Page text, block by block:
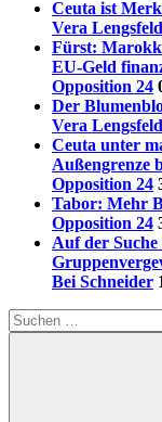
Ceuta ist
Vera Lengsfeld
Fürst:
EU-Geld
Opposition 24
Der
Vera Lengsfeld
Ceuta unter
Außengrenze
Opposition 24
Tabor: Mehr
Opposition 24
Auf der
Bei Schneider
Suchen
nach: